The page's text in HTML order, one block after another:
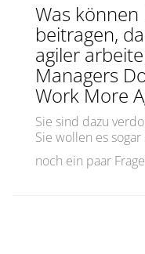
Was
beitragen,
agiler
Managers
Work More
Sie sind dazu
Sie wollen es
noch ein paar